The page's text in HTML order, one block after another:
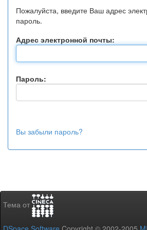
Пожалуйста, введите Ваш адрес
пароль.
Адрес электронной почты:
Пароль:
Вы забыли пароль?
Тема от